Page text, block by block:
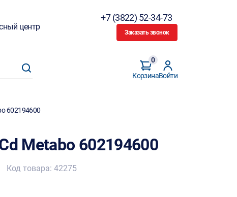
центр
+7 (3822) 52-34-73
Заказать звонок
Корзина
0
Войти
602194600
Metabo 602194600
Код товара: 42275